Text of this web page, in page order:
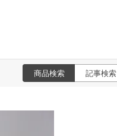
商品検索 記事検索